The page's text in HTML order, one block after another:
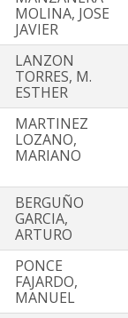
MOLINA, JOSE
JAVIER
LANZON
TORRES, M.
ESTHER
MARTINEZ
LOZANO,
MARIANO
BERGUÑO
GARCIA,
ARTURO
PONCE
FAJARDO,
MANUEL